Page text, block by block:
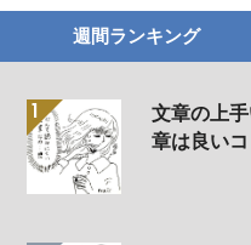
週間ランキング
文章の上
章は良い